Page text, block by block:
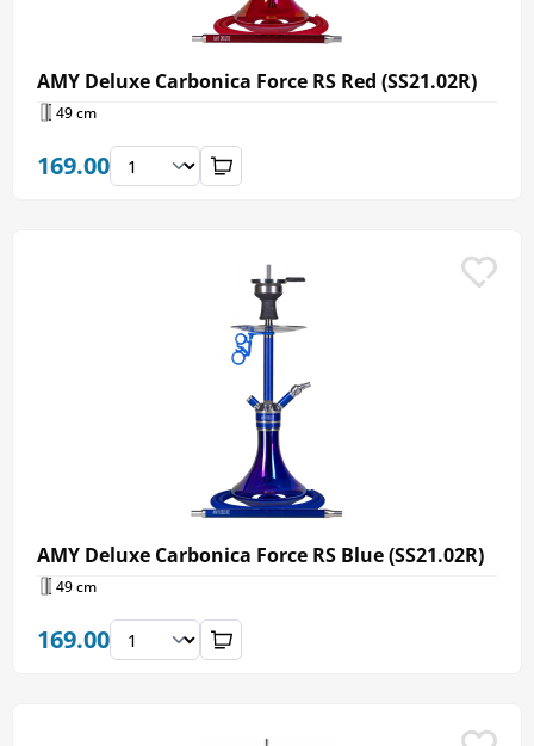
AMY Deluxe Carbonica Force RS Red (SS21.02R)
49 cm
169.00
AMY Deluxe Carbonica Force RS Blue (SS21.02R)
49 cm
169.00